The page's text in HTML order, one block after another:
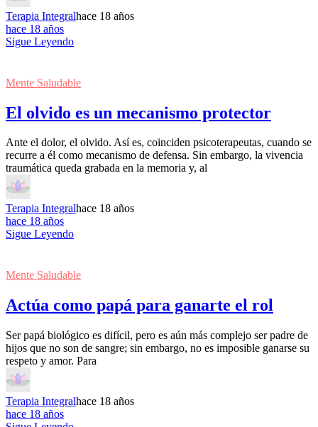
Terapia Integralhace 18 años
hace 18 años
Sigue Leyendo
Mente Saludable
El olvido es un mecanismo protector
Ante el dolor, el olvido. Así es, coinciden psicoterapeutas, cuando se
recurre a él como mecanismo de defensa. Sin embargo, la vivencia
traumática queda grabada en la memoria y, al
Terapia Integralhace 18 años
hace 18 años
Sigue Leyendo
Mente Saludable
Actúa como papá para ganarte el rol
Ser papá biológico es difícil, pero es aún más complejo ser padre de
hijos que no son de sangre; sin embargo, no es imposible ganarse su
respeto y amor. Para
Terapia Integralhace 18 años
hace 18 años